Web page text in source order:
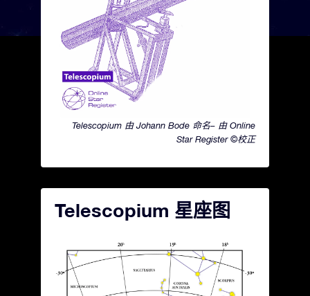
Telescopium 由 Johann Bode 命名– 由 Online
Star Register ©校正
Telescopium 星座图